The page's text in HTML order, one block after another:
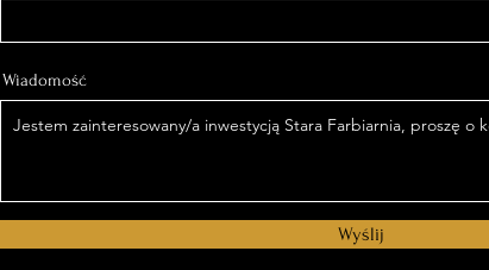
Wiadomość
Wyślij